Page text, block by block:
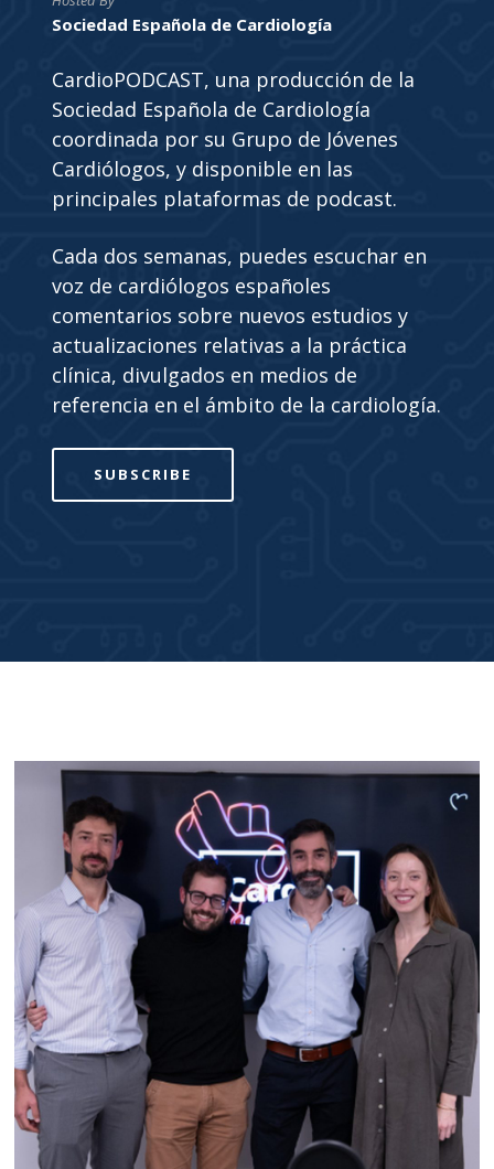
Sociedad Española de Cardiología
CardioPODCAST, una producción de la
Sociedad Española de Cardiología
coordinada por su Grupo de Jóvenes
Cardiólogos, y disponible en las
principales plataformas de podcast.
Cada dos semanas, puedes escuchar en
voz de cardiólogos españoles
comentarios sobre nuevos estudios y
actualizaciones relativas a la práctica
clínica, divulgados en medios de
referencia en el ámbito de la cardiología.
SUBSCRIBE